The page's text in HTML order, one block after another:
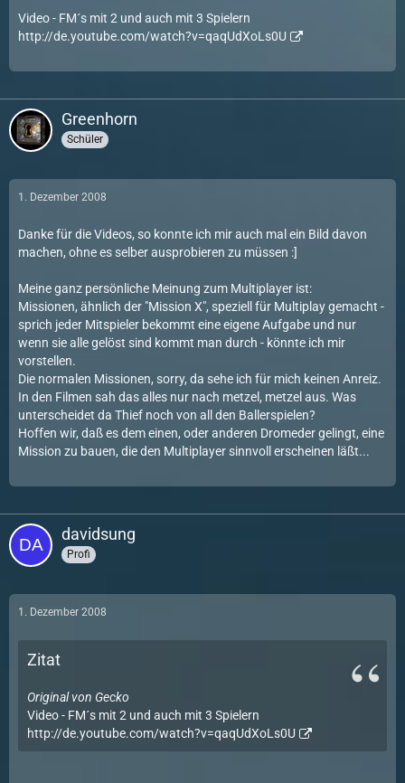
Video - FM´s mit 2 und auch mit 3 Spielern
http://de.youtube.com/watch?v=qaqUdXoLs0U
Greenhorn
Schüler
1. Dezember 2008
Danke für die Videos, so konnte ich mir auch mal ein Bild davon
machen, ohne es selber ausprobieren zu müssen :]
Meine ganz persönliche Meinung zum Multiplayer ist:
Missionen, ähnlich der "Mission X", speziell für Multiplay gemacht -
sprich jeder Mitspieler bekommt eine eigene Aufgabe und nur
wenn sie alle gelöst sind kommt man durch - könnte ich mir
vorstellen.
Die normalen Missionen, sorry, da sehe ich für mich keinen Anreiz.
In den Filmen sah das alles nur nach metzel, metzel aus. Was
unterscheidet da Thief noch von all den Ballerspielen?
Hoffen wir, daß es dem einen, oder anderen Dromeder gelingt, eine
Mission zu bauen, die den Multiplayer sinnvoll erscheinen läßt...
davidsung
Profi
1. Dezember 2008
Zitat
Original von Gecko
Video - FM´s mit 2 und auch mit 3 Spielern
http://de.youtube.com/watch?v=qaqUdXoLs0U